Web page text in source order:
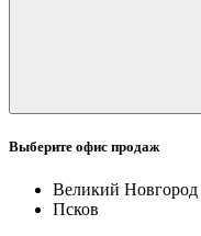
Выберите офис продаж
Великий Новгород
Псков